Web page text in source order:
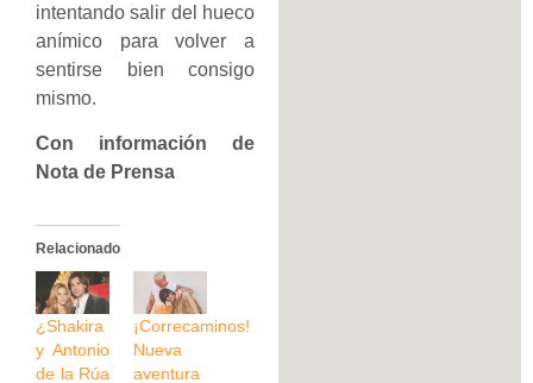
intentando salir del hueco
anímico para volver a
sentirse bien consigo
mismo.
Con información de
Nota de Prensa
Relacionado
¿Shakira
y Antonio
de la Rúa
¡Correcaminos!
Nueva
aventura